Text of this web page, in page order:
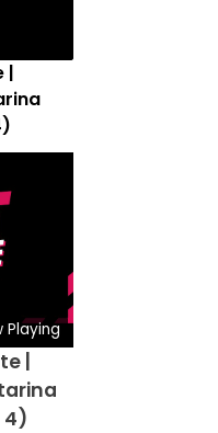
|
Playing
|
4)